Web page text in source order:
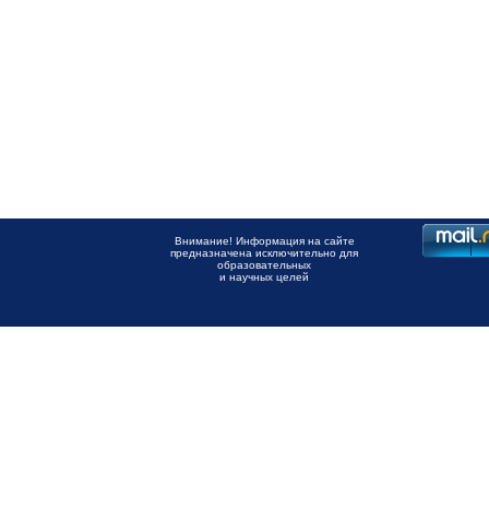
Внимание! Информация на сайте
предназначена исключительно для
образовательных
и научных целей